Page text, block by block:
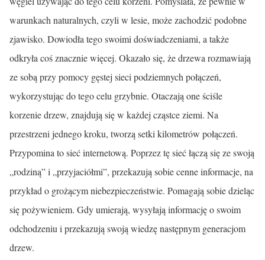
warunkach naturalnych, czyli w lesie, może zachodzić podobne
zjawisko. Dowiodła tego swoimi doświadczeniami, a także
odkryła coś znacznie więcej. Okazało się, że drzewa rozmawiają
ze sobą przy pomocy gęstej sieci podziemnych połączeń,
wykorzystując do tego celu grzybnie. Otaczają one ściśle
korzenie drzew, znajdują się w każdej cząstce ziemi. Na
przestrzeni jednego kroku, tworzą setki kilometrów połączeń.
Przypomina to sieć internetową. Poprzez tę sieć łączą się ze swoją
„rodziną” i „przyjaciółmi”, przekazują sobie cenne informacje, na
przykład o grożącym niebezpieczeństwie. Pomagają sobie dzieląc
się pożywieniem. Gdy umierają, wysyłają informację o swoim
odchodzeniu i przekazują swoją wiedzę następnym generacjom
drzew.